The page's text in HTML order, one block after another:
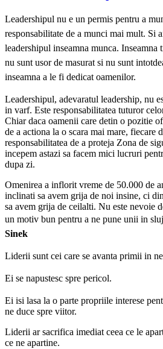
Leadershipul nu e un permis pentru a
responsabilitate de a munci mai mult. Si
leadershipul inseamna munca.
nu sunt usor de masurat si nu sunt
inseamna a le fi dedicat oamenilor.
Leadershipul, adevaratul leadership, nu
in varf. Este responsabilitatea tuturor
Chiar daca oamenii care detin o pozitie
de a actiona la o scara mai mare, fiecare
responsabilitatea de a proteja Zona de
incepem astazi sa facem mici lucruri
dupa zi.
Omenirea a inflorit vreme de 50.000 de
inclinati sa avem grija de noi insine, ci
sa avem grija de ceilalti. Nu este nevoie
un motiv bun pentru a ne pune unii in
Sinek
Liderii sunt cei care se avanta primii in
Ei se napustesc spre pericol.
Ei isi lasa la o parte propriile interese
ne duce spre viitor.
Liderii ar sacrifica imediat ceea ce le
ce ne apartine.